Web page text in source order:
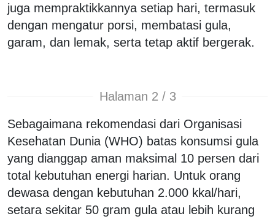
juga mempraktikkannya setiap hari, termasuk
dengan mengatur porsi, membatasi gula,
garam, dan lemak, serta tetap aktif bergerak.
Halaman 2 / 3
Sebagaimana rekomendasi dari Organisasi
Kesehatan Dunia (WHO) batas konsumsi gula
yang dianggap aman maksimal 10 persen dari
total kebutuhan energi harian. Untuk orang
dewasa dengan kebutuhan 2.000 kkal/hari,
setara sekitar 50 gram gula atau lebih kurang